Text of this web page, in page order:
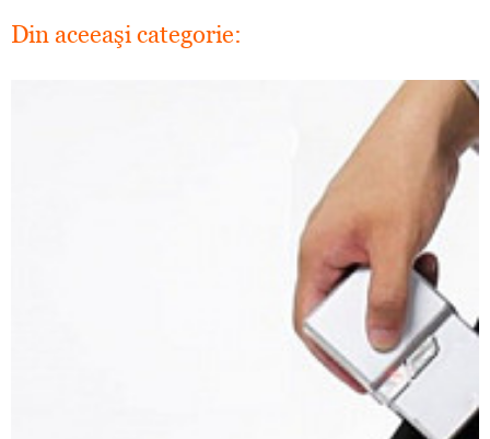
Din aceeaşi categorie: